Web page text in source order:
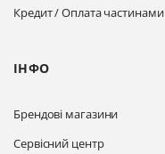
Кредит / Оплата частинами
ІНФО
Брендові магазини
Сервісний центр